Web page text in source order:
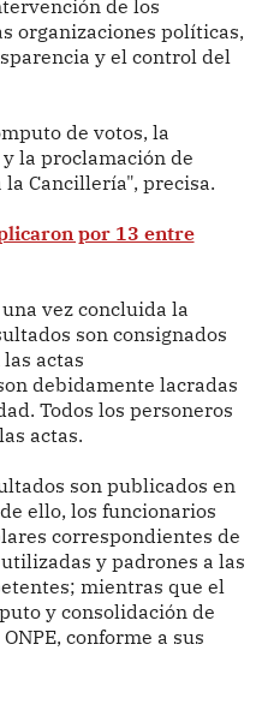
de los
organizaciones políticas,
y el control del
de votos, la
la proclamación de
Cancillería", precisa.
por 13 entre
vez concluida la
son consignados
actas
debidamente lacradas
Todos los personeros
actas.
son publicados en
ello, los funcionarios
correspondientes de
y padrones a las
mientras que el
y consolidación de
conforme a sus